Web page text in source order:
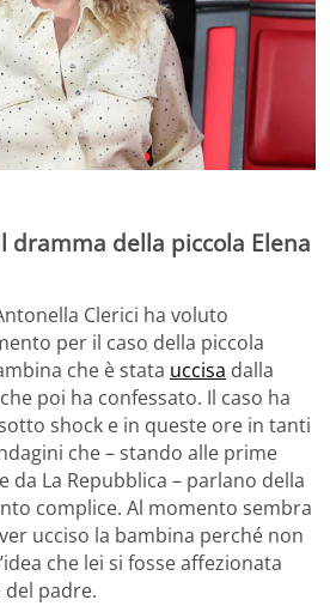
dramma della piccola Elena
Clerici ha voluto
per il caso della piccola
che è stata uccisa dalla
poi ha confessato. Il caso ha
shock e in queste ore in tanti
che – stando alle prime
La Repubblica – parlano della
complice. Al momento sembra
ucciso la bambina perché non
che lei si fosse affezionata
padre.